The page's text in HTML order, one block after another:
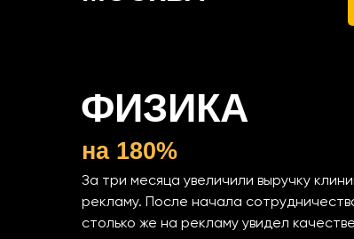
ФИЗИКА
на 180%
За три месяца увеличили выручку
рекламу. После начала
столько же на рекламу увидел